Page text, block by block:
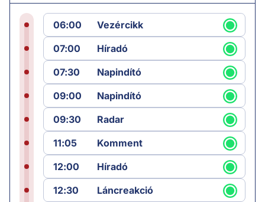
06:00
Vezércikk
07:00
Híradó
07:30
Napindító
09:00
Napindító
09:30
Radar
11:05
Komment
12:00
Híradó
12:30
Láncreakció